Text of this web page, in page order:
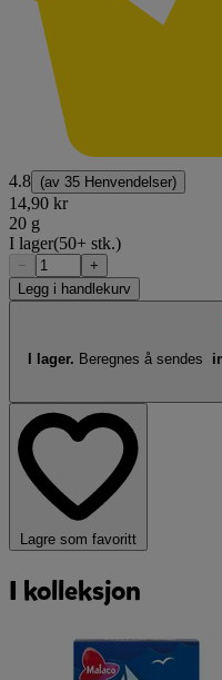
4.8 (av 35 Henvendelser)
14,90 kr
20 g
I lager(50+ stk.)
−
+
Legg i handlekurv
I lager. Beregnes å sendes
Lagre som favoritt
I kolleksjon